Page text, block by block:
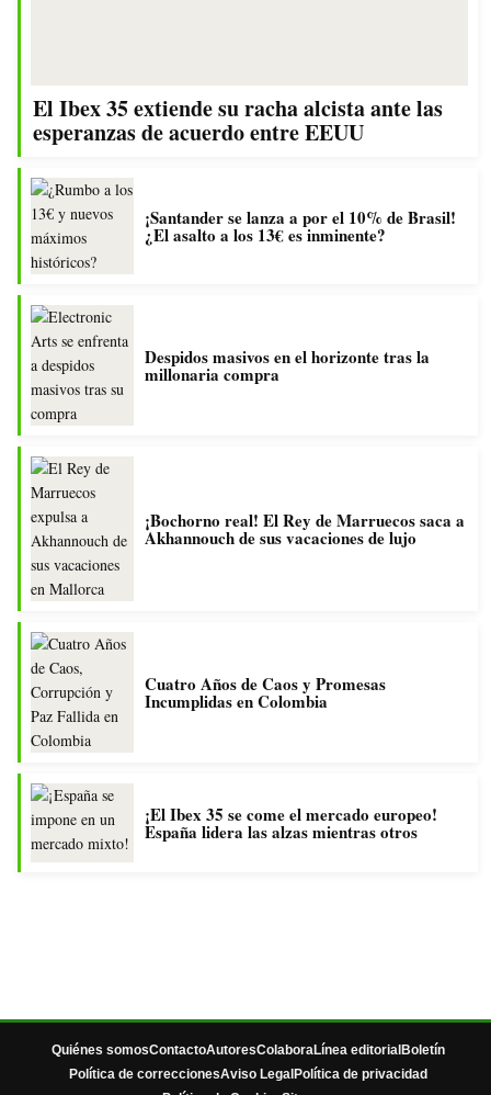
El Ibex 35 extiende su racha alcista ante las
esperanzas de acuerdo entre EEUU
¡Santander se lanza a por el 10% de Brasil!
¿El asalto a los 13€ es inminente?
Despidos masivos en el horizonte tras la
millonaria compra
¡Bochorno real! El Rey de Marruecos saca a
Akhannouch de sus vacaciones de lujo
Cuatro Años de Caos y Promesas
Incumplidas en Colombia
¡El Ibex 35 se come el mercado europeo!
España lidera las alzas mientras otros
Quiénes somosContactoAutoresColaboraLínea editorial Boletín
Política de correccionesAviso Legal Política de privacidad